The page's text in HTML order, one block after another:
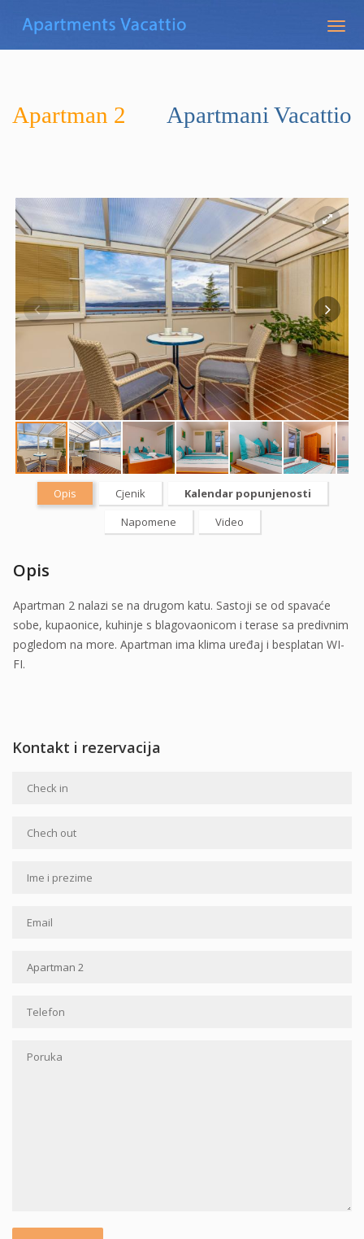
Apartman 2 Apartmani Vacattio
Opis Cjenik
Kalendar popunjenosti
Napomene
Video
Opis
Apartman 2 nalazi se na drugom katu. Sastoji se od spavaće
sobe, kupaonice, kuhinje s blagovaonicom i terase sa predivnim
pogledom na more. Apartman ima klima uređaj i besplatan WI-
FI.
Kontakt i rezervacija